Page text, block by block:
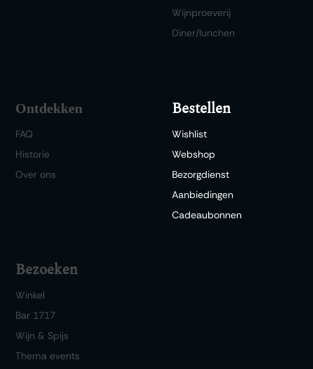
Wijnproeverij
Diner/lunchen
Ontdekken
FAQ
Historie
Over ons
Bestellen
Wishlist
Webshop
Bezorgdienst
Aanbiedingen
Cadeaubonnen
Bezoeken
Winkel
Bar 1717
Wijn & Spijs
Thema events